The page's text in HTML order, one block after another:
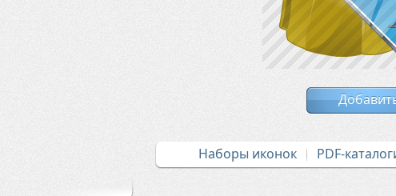
Наборы иконок PDF-